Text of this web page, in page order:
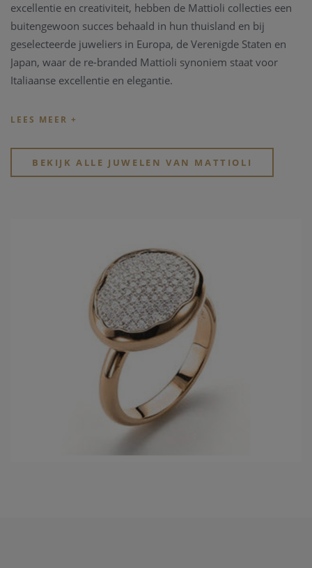
excellentie en creativiteit, hebben de Mattioli collecties een
buitengewoon succes behaald in hun thuisland en bij
geselecteerde juweliers in Europa, de Verenigde Staten en
Japan, waar de re-branded Mattioli synoniem staat voor
Italiaanse excellentie en elegantie.
eigentijds, trendy maar met een classic touch.
Hun collecties veroveren de harten van dynamische,
geavanceerde vrouwen die houden van juwelen en ze zien
collectie kenmerkt zich vooral door de verwisselbare,
gekleurde parelmoeren en houten “puzzles”.
BEKIJK ALLE JUWELEN VAN MATTIOLI